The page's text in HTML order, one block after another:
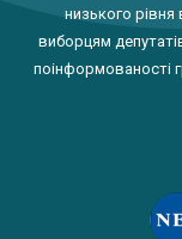
низького рівня
виборцям
поінформованості